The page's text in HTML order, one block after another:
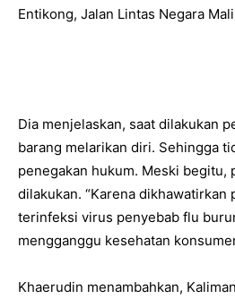
Entikong, Jalan Lintas Negara
Dia menjelaskan, saat dilakukan
barang melarikan diri. Sehingga
penegakan hukum. Meski begitu,
dilakukan. “Karena dikhawatirkan
terinfeksi virus penyebab flu
mengganggu kesehatan
Khaerudin menambahkan,